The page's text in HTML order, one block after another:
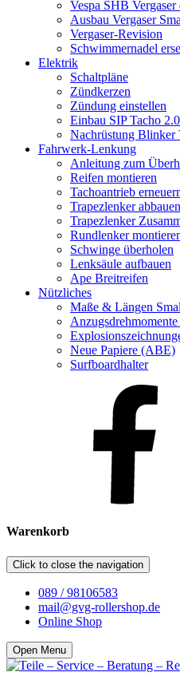
Vespa SHB Vergaser
Ausbau Vergaser
Vergaser-Revision
Schwimmernadel
Elektrik
Schaltpläne
Zündkerzen
Zündung einstellen
Einbau SIP Tacho 2.0
Nachrüstung
Fahrwerk-Lenkung
Anleitung zum
Reifen montieren
Tachoantrieb
Trapezlenker abbauen
Trapezlenker
Rundlenker
Schwinge überholen
Lenksäule aufbauen
Ape Breitreifen
Nützliches
Maße & Längen
Neue Papiere (ABE)
Surfboardhalter
Warenkorb
Click to close the navigation
089 / 98106583
mail@gvg-rollershop.de
Online Shop
Open Menu